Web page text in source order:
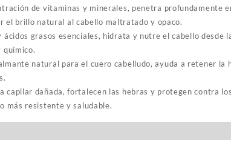
de vitaminas y minerales, penetra profundamente
el brillo natural al cabello maltratado y opaco.
ácidos grasos esenciales, hidrata y nutre el cabello desde
químico.
natural para el cuero cabelludo, ayuda a retener la
capilar dañada, fortalecen las hebras y protegen contra
más resistente y saludable.